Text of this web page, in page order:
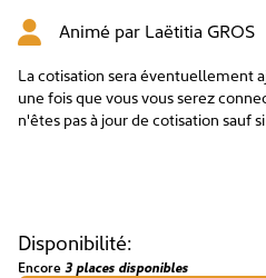
Animé par Laëtitia GROS
La cotisation sera éventuellement
une fois que vous vous serez
n'êtes pas à jour de cotisation sauf
Disponibilité:
Encore3 places disponibles